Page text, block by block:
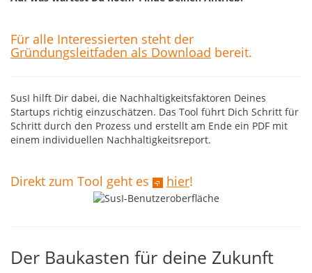
Für alle Interessierten steht der
Gründungsleitfaden als Download bereit.
SusI hilft Dir dabei, die Nachhaltigkeitsfaktoren Deines
Startups richtig einzuschätzen. Das Tool führt Dich Schritt für
Schritt durch den Prozess und erstellt am Ende ein PDF mit
einem individuellen Nachhaltigkeitsreport.
Direkt zum Tool geht es hier!
Der Baukasten für deine Zukunft